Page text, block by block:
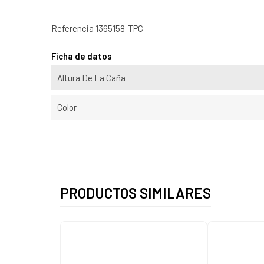
Referencia 1365158-TPC
Ficha de datos
Altura De La Caña
Color
PRODUCTOS SIMILARES